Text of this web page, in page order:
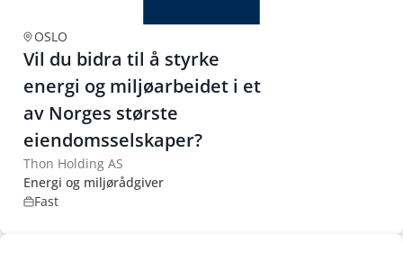
OSLO
Vil du bidra til å styrke
energi og miljøarbeidet i et
av Norges største
eiendomsselskaper?
Thon Holding AS
Energi og miljørådgiver
Fast